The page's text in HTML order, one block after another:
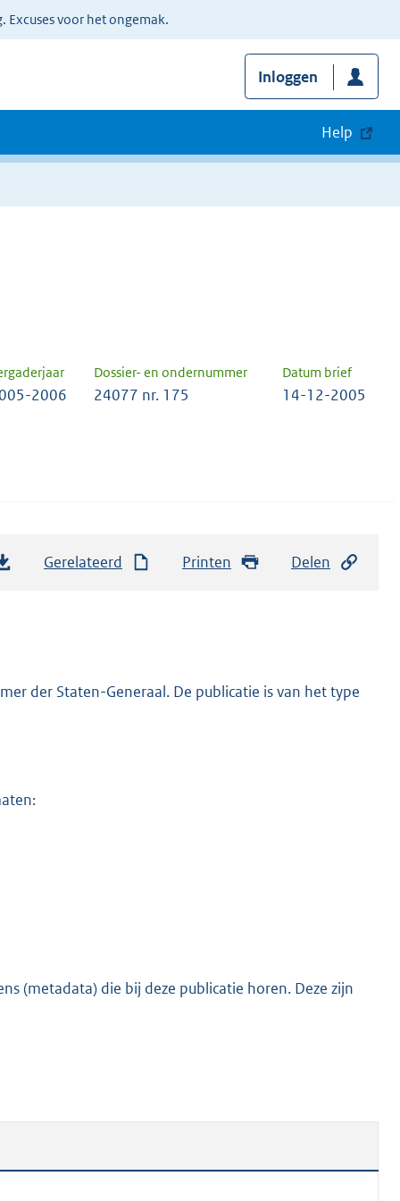
voor het ongemak.
Inloggen
Help
Dossier- en ondernummer Datum brief
2006 24077 nr. 175 14-12-2005
Gerelateerd Printen Delen
der Staten-Generaal. De publicatie is van het type
(metadata) die bij deze publicatie horen. Deze zijn